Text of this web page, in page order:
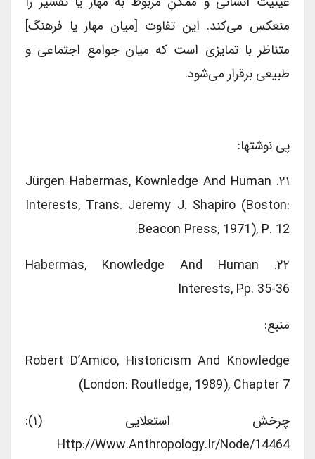
منعکس می‌کند. این تفاوت [میان مهار یا فرهنگ]
متناظر با تمایزی است که میان جوامع اجتماعی و
طبیعی برقرار می‌شود.
پی نوشتها:
۲۱. Jürgen Habermas, Kownledge And Human
Interests, Trans. Jeremy J. Shapiro (Boston:
Beacon Press, 1971), P. 12.
۲۲. Habermas, Knowledge And Human
Interests, Pp. 35-36
منبع:
Robert D’Amico, Historicism And Knowledge
(London: Routledge, 1989), Chapter 7
چرخش استعلایی (۱):
Http://www.anthropology.ir/node/14464